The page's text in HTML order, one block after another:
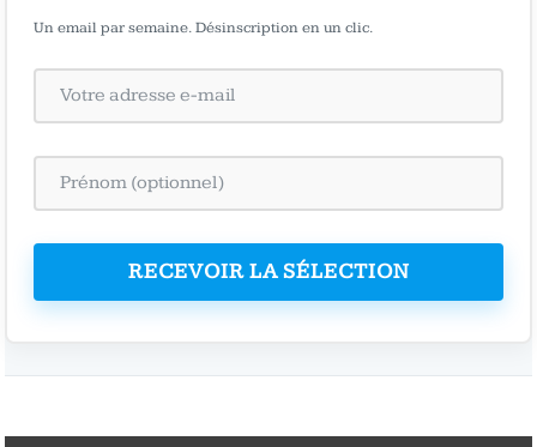
Un email par semaine. Désinscription en un clic.
RECEVOIR LA SÉLECTION